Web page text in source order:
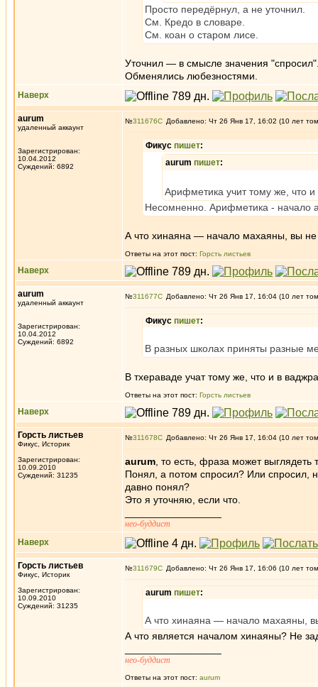
Просто передёрнул, а не уточнил.
См. Кредо в словаре.
См. коан о старом лисе.
Уточнил — в смысле значения
Обменялись любезностями.
Наверх
aurum
удаленный аккаунт
Зарегистрирован:
10.04.2012
Суждений: 6892
№311676 Добавлено: Чт 26 Янв 17, 16:02 (10 лет
Фикус пишет:
aurum пишет:
Арифметика учит тому же, что и
Несомненно. Арифметика - начало
А что хинаяна — начало махаяны, вы не
Ответы на этот пост: Горсть листьев
Наверх
aurum
удаленный аккаунт
Зарегистрирован:
10.04.2012
Суждений: 6892
№311677 Добавлено: Чт 26 Янв 17, 16:04 (10 лет
Фикус пишет:
В разных школах приняты разные
В тхераваде учат тому же, что и в
Ответы на этот пост: Горсть листьев
Наверх
Горсть листьев
Фикус, Историк
Зарегистрирован:
10.09.2010
Суждений: 31235
№311678 Добавлено: Чт 26 Янв 17, 16:04 (10 лет
aurum , то есть, фраза может
Понял, а потом спросил? Или спросил,
давно понял?
Это я уточняю, если что.
нео-буддист
Наверх
Горсть листьев
Фикус, Историк
Зарегистрирован:
10.09.2010
Суждений: 31235
№311679 Добавлено: Чт 26 Янв 17, 16:06 (10 лет
aurum пишет:
А что хинаяна — начало махаяны,
А что является началом хинаяны? Не
нео-буддист
Ответы на этот пост: aurum